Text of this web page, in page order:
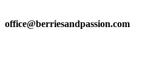
office@berriesandpassion.com